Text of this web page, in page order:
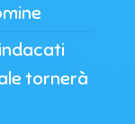
tornerà